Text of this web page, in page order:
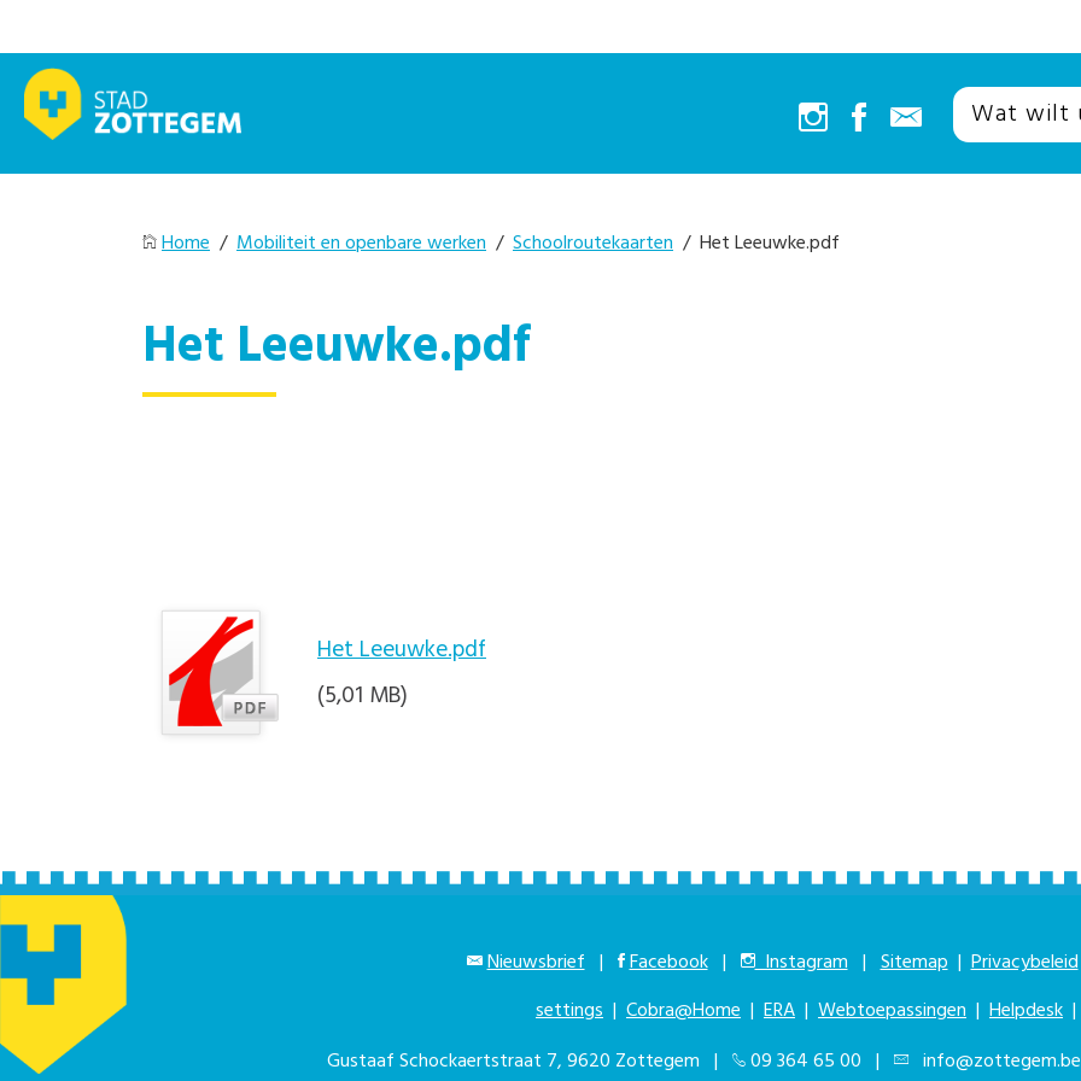
Home / Mobiliteit en openbare werken / Schoolroutekaarten / Het Leeuwke.pdf
Het Leeuwke.pdf
Het Leeuwke.pdf
(5,01 MB)
Nieuwsbrief | Facebook | Instagram | Sitemap |Privacybeleid
settings | Cobra@Home | ERA | Webtoepassingen | Helpdesk
Gustaaf Schockaertstraat 7, 9620 Zottegem |
09 364 65 00 | info@zottegem.be